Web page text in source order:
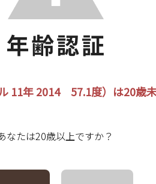
11年 2014 57.1度）は20歳未
なたは20歳以上ですか？